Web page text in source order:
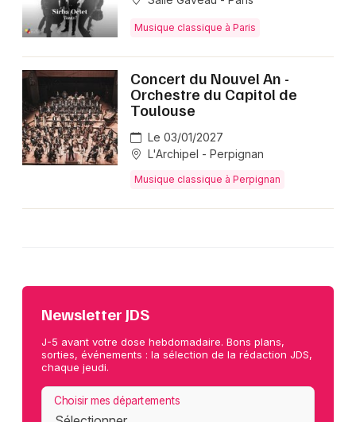
Musique classique à Paris
Concert du Nouvel An -
Orchestre du Capitol de
Toulouse
Le 03/01/2027
L'Archipel - Perpignan
Musique classique à Perpignan
Newsletter JDS
J-5 avant votre dose hebdomadaire. Bons plans,
sorties, événements : la sélection de la rédaction JDS,
chaque jeudi.
Choisir mes départements